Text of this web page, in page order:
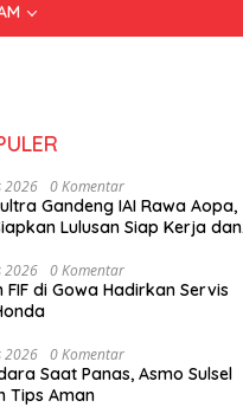
2026 0 Komentar
Gandeng IAI Rawa Aopa,
Lulusan Siap Kerja dan
2026 0 Komentar
FIF di Gowa Hadirkan Servis
2026 0 Komentar
Saat Panas, Asmo Sulsel
Tips Aman